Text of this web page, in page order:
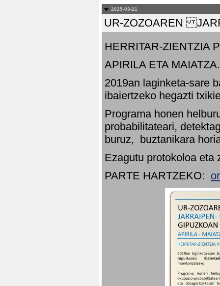
2025-03-21
UR-ZOZOAREN
HERRITAR-ZIENTZIA
APIRILA ETA MAIATZA.
2019an laginketa-sare
ibaiertzeko hegazti
Programa honen
probabilitateari,
buruz, buztanikara
Ezagutu protokoloa eta
PARTE HARTZEKO: